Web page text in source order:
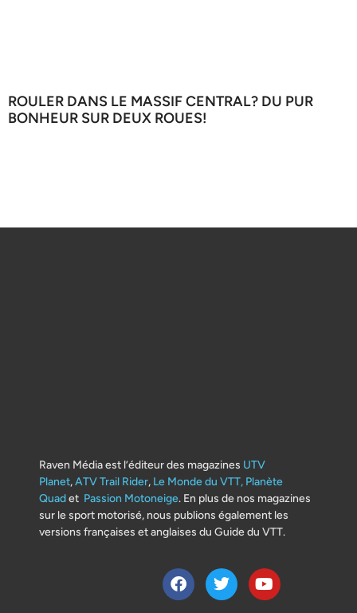
ROULER DANS LE MASSIF CENTRAL? DU PUR
BONHEUR SUR DEUX ROUES!
Raven Média est l’éditeur des magazines UTV
Planet,ATV Trail Rider, Le Monde du VTT, Planète
Quadet Passion Motoneige. En plus de nos magazines
sur le sport motorisé, nous publions également les
versions françaises et anglaises du Guide du VTT.